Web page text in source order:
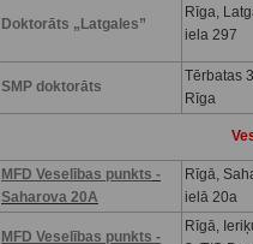
Doktorāts „Latgales”
Rīga,
iela 297
SMP doktorāts
Tērbatas
Rīga
MFD Veselības punkts -
Saharova 20A
Rīgā,
ielā 20a
MFD Veselības punkts -
Rīgā,